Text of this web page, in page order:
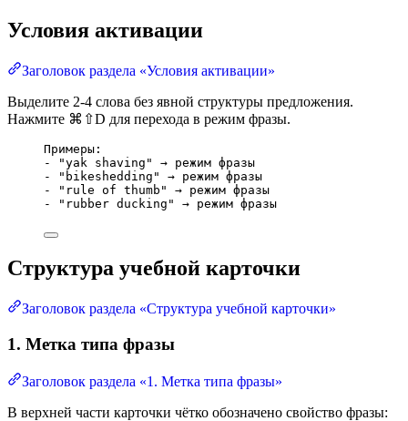
Условия активации
Заголовок раздела «Условия активации»
Выделите 2-4 слова без явной структуры предложения.
Нажмите ⌘⇧D для перехода в режим фразы.
Примеры:
- "yak shaving" → режим фразы
- "bikeshedding" → режим фразы
- "rule of thumb" → режим фразы
- "rubber ducking" → режим фразы
Структура учебной карточки
Заголовок раздела «Структура учебной карточки»
1. Метка типа фразы
Заголовок раздела «1. Метка типа фразы»
В верхней части карточки чётко обозначено свойство фразы: